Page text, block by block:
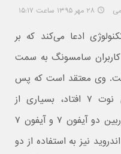
۲۸ مهر ۱۳۹۵ ساعت ۱۵:۱۷
ادعا می‌کند که بر
حداقل ۵۰ درصد کاربران سامسونگ به سمت
رفت. وی معتقد است که پس
از اتفاقات تلخی که برای گلکسی نوت ۷ افتاد، بسیاری از
مصرف‌کنندگان جذب ویژگی‌های دوربین دو آیفون ۷ و آیفون ۷
نیز به استفاده از دو